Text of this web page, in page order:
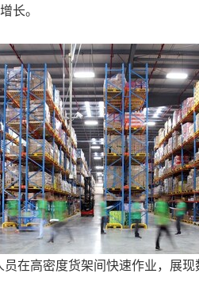
长。
在高密度货架间快速作业，展